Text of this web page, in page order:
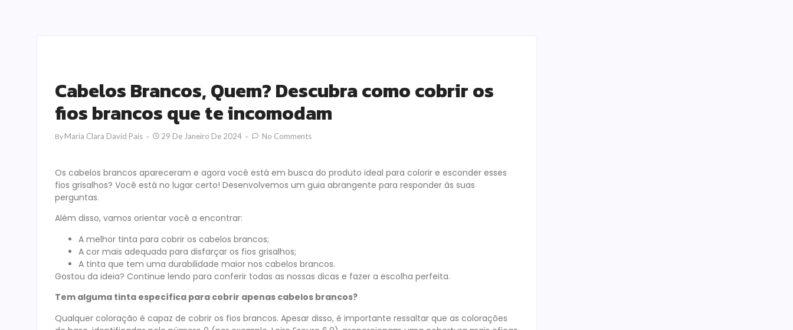
Cabelos Brancos, Quem? Descubra como cobrir os
fios brancos que te incomodam
By Maria Clara David Pais 29 De Janeiro De 2024 No Comments
Os cabelos brancos apareceram e agora você está em busca do produto ideal para colorir e esconder esses
fios grisalhos? Você está no lugar certo! Desenvolvemos um guia abrangente para responder às suas
perguntas.
Além disso, vamos orientar você a encontrar:
A melhor tinta para cobrir os cabelos brancos;
A cor mais adequada para disfarçar os fios grisalhos;
A tinta que tem uma durabilidade maior nos cabelos brancos.
Gostou da ideia? Continue lendo para conferir todas as nossas dicas e fazer a escolha perfeita.
Tem alguma tinta específica para cobrir apenas cabelos brancos?
Qualquer coloração é capaz de cobrir os fios brancos. Apesar disso, é importante ressaltar que as colorações